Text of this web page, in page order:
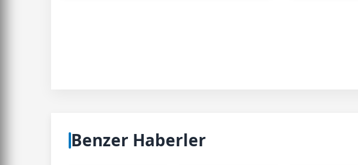
Benzer Haberler